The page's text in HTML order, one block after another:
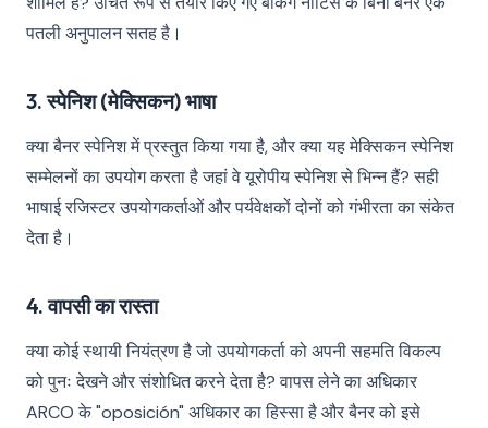
पतली अनुपालन सतह है।
3. स्पेनिश (मेक्सिकन) भाषा
क्या बैनर स्पेनिश में प्रस्तुत किया गया है, और क्या यह मेक्सिकन स्पेनिश
सम्मेलनों का उपयोग करता है जहां वे यूरोपीय स्पेनिश से भिन्न हैं? सही
भाषाई रजिस्टर उपयोगकर्ताओं और पर्यवेक्षकों दोनों को गंभीरता का संकेत
देता है।
4. वापसी का रास्ता
क्या कोई स्थायी नियंत्रण है जो उपयोगकर्ता को अपनी सहमति विकल्प
को पुनः देखने और संशोधित करने देता है? वापस लेने का अधिकार
ARCO के "oposición" अधिकार का हिस्सा है और बैनर को इसे